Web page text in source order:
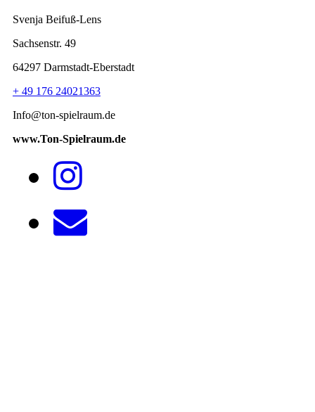
Svenja Beifuß-Lens
Sachsenstr. 49
64297 Darmstadt-Eberstadt
+ 49 176 24021363
Info@ton-spielraum.de
www.Ton-Spielraum.de